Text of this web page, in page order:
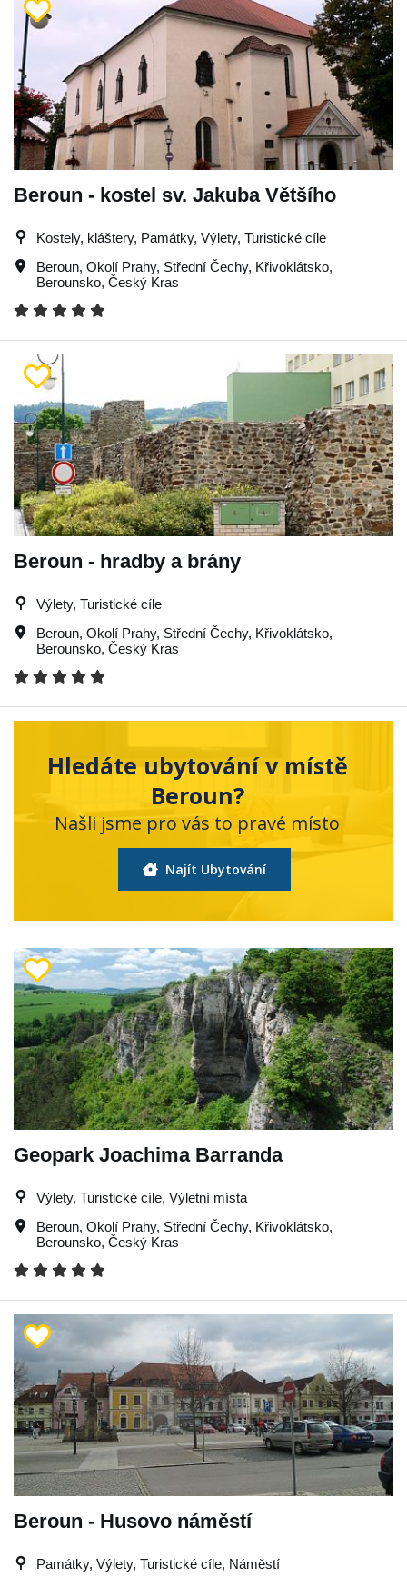
Beroun - kostel sv. Jakuba Většího
Kostely, kláštery, Památky, Výlety, Turistické cíle
Beroun, Okolí Prahy, Střední Čechy, Křivoklátsko,
Berounsko, Český Kras
Beroun - hradby a brány
Výlety, Turistické cíle
Beroun, Okolí Prahy, Střední Čechy, Křivoklátsko,
Berounsko, Český Kras
Hledáte ubytování v místě
Beroun?
Našli jsme pro vás to pravé místo
Najít Ubytování
Geopark Joachima Barranda
Výlety, Turistické cíle, Výletní místa
Beroun, Okolí Prahy, Střední Čechy, Křivoklátsko,
Berounsko, Český Kras
Beroun - Husovo náměstí
Památky, Výlety, Turistické cíle, Náměstí